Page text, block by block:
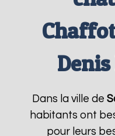
Dans la ville de
habitants ont
pour leurs